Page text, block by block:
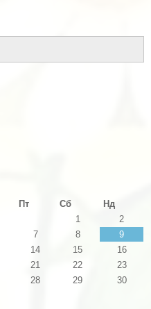
Пт Сб
Нд
1
2
7 8
9
14 15
16
21 22
23
28 29
30